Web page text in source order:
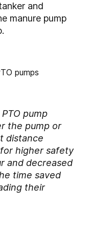
and
manure pump
pump
the pump or
distance
higher safety
and decreased
time saved
their